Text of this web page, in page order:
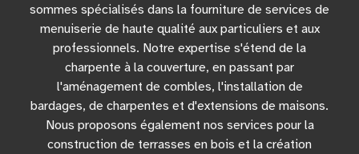
sommes spécialisés dans la fourniture de services de
menuiserie de haute qualité aux particuliers et aux
professionnels. Notre expertise s'étend de la
charpente à la couverture, en passant par
l'aménagement de combles, l'installation de
bardages, de charpentes et d'extensions de maisons.
Nous proposons également nos services pour la
construction de terrasses en bois et la création